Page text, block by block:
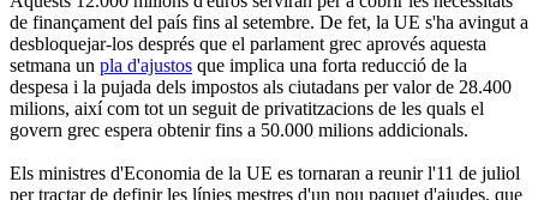
de finançament del país fins al setembre. De fet, la UE s'ha avingut a
desbloquejar-los després que el parlament grec aprovés aquesta
setmana un pla d'ajustos que implica una forta reducció de la
despesa i la pujada dels impostos als ciutadans per valor de 28.400
milions, així com tot un seguit de privatitzacions de les quals el
govern grec espera obtenir fins a 50.000 milions addicionals.
Els ministres d'Economia de la UE es tornaran a reunir l'11 de juliol
per tractar de definir les línies mestres d'un nou paquet d'ajudes, que